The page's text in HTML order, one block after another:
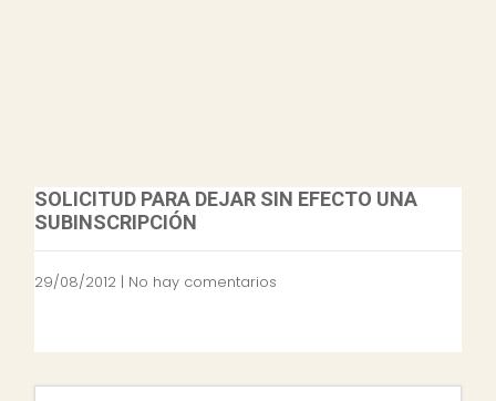
SOLICITUD PARA DEJAR SIN EFECTO UNA
SUBINSCRIPCIÓN
29/08/2012 | No hay comentarios